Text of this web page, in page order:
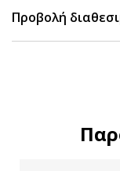
Προβολή